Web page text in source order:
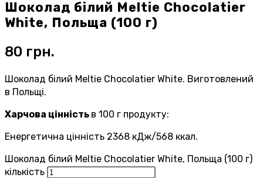
Шоколад білий Meltie Chocolatier
White, Польща (100 г)
80 грн.
Шоколад білий Meltie Chocolatier White. Виготовлений
в Польщі.
Харчова цінність в 100 г продукту:
Енергетична цінність 2368 кДж/568 ккал.
Шоколад білий Meltie Chocolatier White, Польща (100 г)
кількість